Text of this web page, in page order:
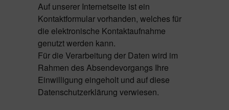
Auf unserer Internetseite ist ein
Kontaktformular vorhanden, welches für
die elektronische Kontaktaufnahme
genutzt werden kann.
Für die Verarbeitung der Daten wird im
Rahmen des Absendevorgangs Ihre
Einwilligung eingeholt und auf diese
Datenschutzerklärung verwiesen.